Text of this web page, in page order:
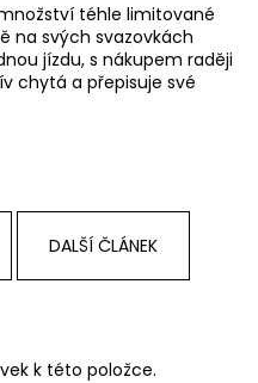
téhle limitované
na svých svazovkách
jízdu, s nákupem raději
chytá a přepisuje své
DALŠÍ ČLÁNEK
k této položce.